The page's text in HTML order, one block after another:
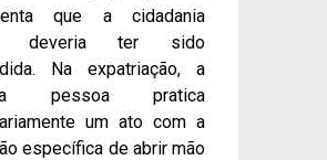
que a cidadania
deveria ter sido
Na expatriação, a
pessoa pratica
um ato com a
específica de abrir mão